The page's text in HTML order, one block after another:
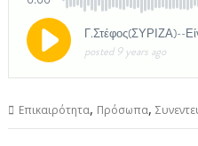
Επικαιρότητα, Πρόσωπα,